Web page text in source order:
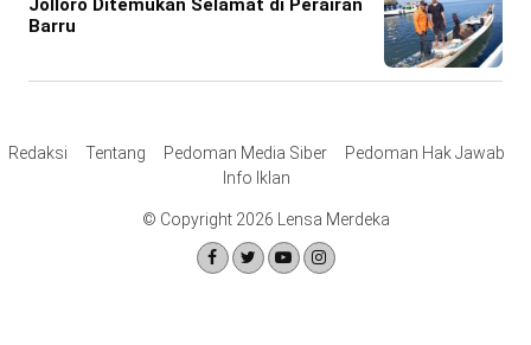
Jolloro Ditemukan Selamat di Perairan
Barru
Redaksi Tentang Pedoman Media Siber
Pedoman Hak Jawab
Info Iklan
© Copyright 2026 Lensa Merdeka